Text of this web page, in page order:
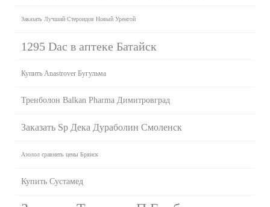
Заказать Лучший Стероидов Новый Уренгой
1295 Dac в аптеке Батайск
Купить Anastrover Бугульма
Тренболон Balkan Pharma Димитровград
Заказать Sp Дека Дураболин Смоленск
Азолол сравнить цены Брянск
Купить Сустамед